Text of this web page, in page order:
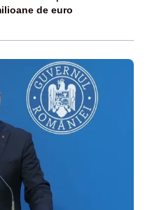
de euro